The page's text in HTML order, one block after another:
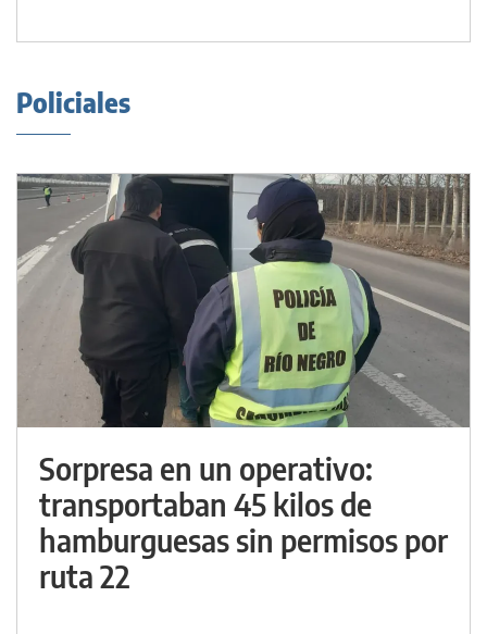
Policiales
Sorpresa en un operativo:
transportaban 45 kilos de
hamburguesas sin permisos por
ruta 22